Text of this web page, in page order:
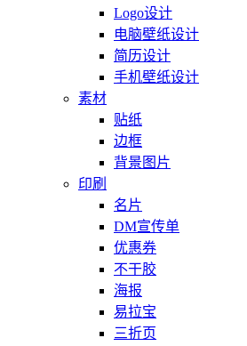
Logo设计
电脑壁纸设计
简历设计
手机壁纸设计
素材
贴纸
边框
背景图片
印刷
名片
DM宣传单
优惠券
不干胶
海报
易拉宝
三折页